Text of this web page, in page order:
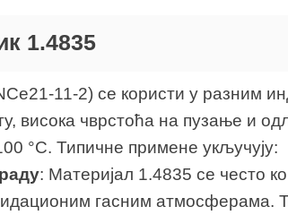
1.4835
11-2) се користи у разним
висока чврстоћа на пузање и
°C. Типичне примене укључују:
: Материјал 1.4835 се често
гасним атмосферама.